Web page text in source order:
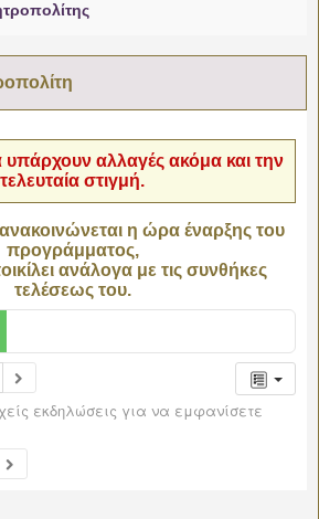
αλλαγές ακόμα και την
τελευταία στιγμή.
η ώρα έναρξης του
προγράμματος,
ανάλογα με τις συνθήκες
τελέσεως του.
εκδηλώσεις για να εμφανίσετε